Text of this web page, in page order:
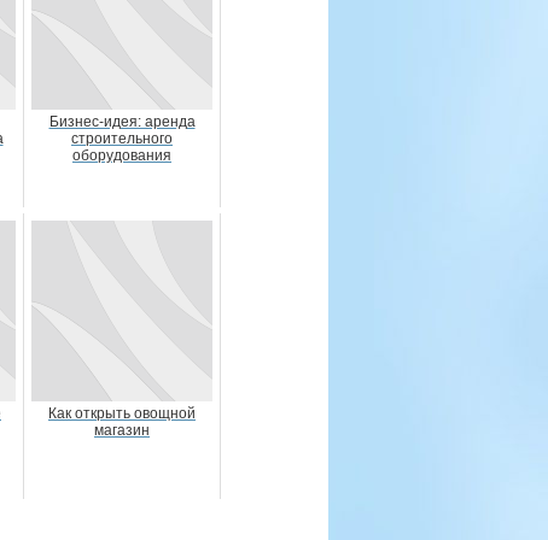
Бизнес-идея: аренда
строительного
оборудования
Как открыть овощной
магазин